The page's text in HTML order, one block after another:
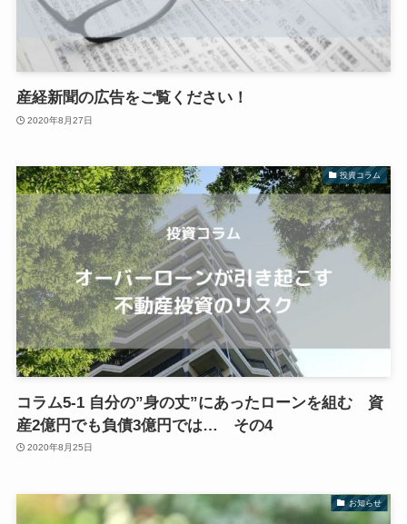
産経新聞の広告をご覧ください！
2020年8月27日
投資コラム
コラム5-1 自分の”身の丈”にあったローンを組む 資
産2億円でも負債3億円では… その4
2020年8月25日
お知らせ